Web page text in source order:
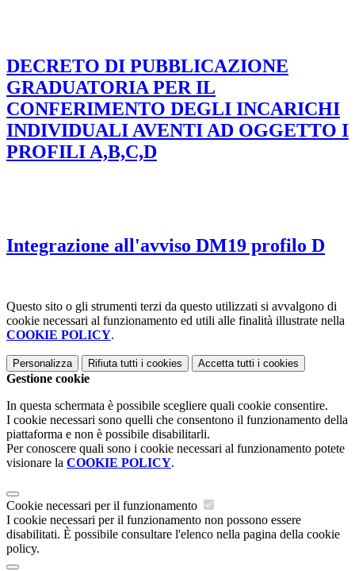
DECRETO DI PUBBLICAZIONE
GRADUATORIA PER IL
CONFERIMENTO DEGLI INCARICHI
INDIVIDUALI AVENTI AD OGGETTO I
PROFILI A,B,C,D
Integrazione all'avviso DM19 profilo D
Questo sito o gli strumenti terzi da questo utilizzati si avvalgono di
cookie necessari al funzionamento ed utili alle finalità illustrate nella
COOKIE POLICY.
Personalizza Rifiuta tutti i cookies Accetta tutti i cookies
Gestione cookie
In questa schermata è possibile scegliere quali cookie consentire.
I cookie necessari sono quelli che consentono il funzionamento della
piattaforma e non è possibile disabilitarli.
Per conoscere quali sono i cookie necessari al funzionamento potete
visionare la COOKIE POLICY.
Cookie necessari per il funzionamento
I cookie necessari per il funzionamento non possono essere
disabilitati. È possibile consultare l'elenco nella pagina della cookie
policy.